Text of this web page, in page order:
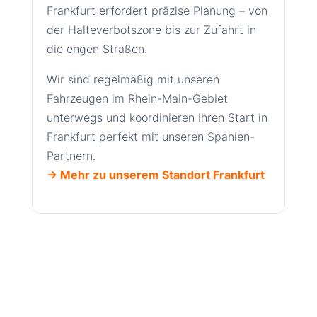
Frankfurt erfordert präzise Planung – von
der Halteverbotszone bis zur Zufahrt in
die engen Straßen.
Wir sind regelmäßig mit unseren
Fahrzeugen im Rhein-Main-Gebiet
unterwegs und koordinieren Ihren Start in
Frankfurt perfekt mit unseren Spanien-
Partnern.
→ Mehr zu unserem Standort Frankfurt